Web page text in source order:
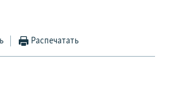
Распечатать